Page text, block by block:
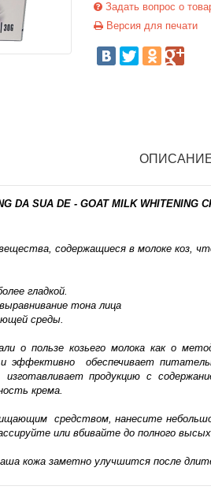
Задать вопрос о
Версия для печати
DA SUA DE - GOAT MILK
содержащиеся в молоке коз,
гладкой.
тона лица
среды.
о пользе козьего молока как о
эффективно обеспечивает
продукцию с
крема.
средством, нанесите
или вбивайте до полного
кожа заметно улучшится после